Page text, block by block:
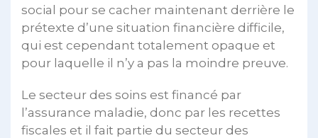
social pour se cacher maintenant derrière le
prétexte d’une situation financière difficile,
qui est cependant totalement opaque et
pour laquelle il n’y a pas la moindre preuve.
Le secteur des soins est financé par
l’assurance maladie, donc par les recettes
fiscales et il fait partie du secteur des